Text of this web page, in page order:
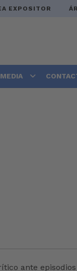
EXPOSITOR
MEDIA
ante